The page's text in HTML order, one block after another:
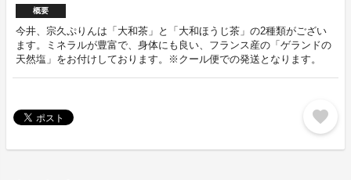
概要
今井、宗久ぷりんは「大和茶」と「大和ほうじ茶」の2種類がござい
ます。ミネラルが豊富で、身体にも良い、フランス産の「ゲランドの
天然塩」をお付けしております。※クール便での発送となります。
favorite